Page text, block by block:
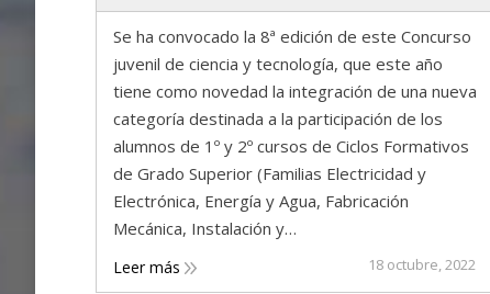
Se ha convocado la 8ª edición de este Concurso
juvenil de ciencia y tecnología, que este año
tiene como novedad la integración de una nueva
categoría destinada a la participación de los
alumnos de 1º y 2º cursos de Ciclos Formativos
de Grado Superior (Familias Electricidad y
Electrónica, Energía y Agua, Fabricación
Mecánica, Instalación y…
Leer más 18 octubre, 2022